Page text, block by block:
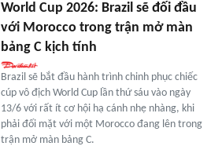
World Cup 2026: Brazil sẽ đối đầu
với Morocco trong trận mở màn
bảng C kịch tính
Brazil sẽ bắt đầu hành trình chinh phục chiếc
cúp vô địch World Cup lần thứ sáu vào ngày
13/6 với rất ít cơ hội hạ cánh nhẹ nhàng, khi
phải đối mặt với một Morocco đang lên trong
trận mở màn bảng C.